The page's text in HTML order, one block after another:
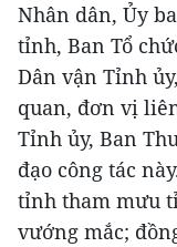
Nhân dân, Ủy
tỉnh, Ban Tổ
Dân vận Tỉnh
quan, đơn vị
Tỉnh ủy, Ban
đạo công tác
tỉnh tham mưu
vướng mắc;